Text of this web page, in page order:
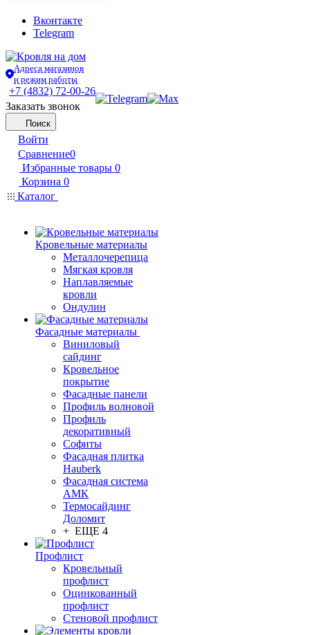
Вконтакте
Telegram
Адреса магазинов
и режим работы
+7 (4832) 72-00-26
Заказать звонок
Поиск
Войти
Сравнение0
Избранные товары 0
Корзина 0
Каталог
Кровельные материалы
Металлочерепица
Мягкая кровля
Наплавляемые
кровли
Ондулин
Фасадные материалы
Виниловый
сайдинг
Кровельное
покрытие
Фасадные панели
Профиль волновой
Профиль
декоративный
Софиты
Фасадная плитка
Hauberk
Фасадная система
АМК
Термосайдинг
Доломит
+ ЕЩЕ 4
Профлист
Кровельный
профлист
Оцинкованный
профлист
Стеновой профлист